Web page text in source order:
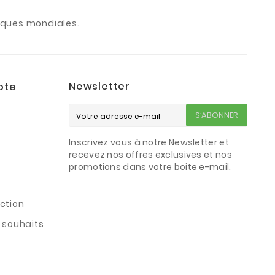
mondiales.
souhaits
Newsletter
S’ABONNER
Inscrivez vous à notre Newsletter et
recevez nos offres exclusives et nos
promotions dans votre boite e-mail.